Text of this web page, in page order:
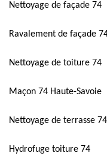
Nettoyage de façade 74
Ravalement de façade
Nettoyage de toiture 74
Maçon 74 Haute-Savoie
Nettoyage de terrasse 74
Hydrofuge toiture 74